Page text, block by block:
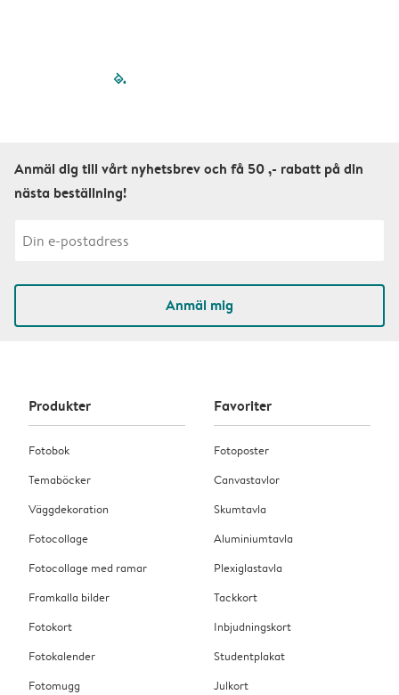
filled-pagination
Anmäl dig till vårt nyhetsbrev och få 50 ,- rabatt på din
nästa beställning!
Anmäl mig
Produkter
Fotobok
Temaböcker
Väggdekoration
Fotocollage
Fotocollage med ramar
Framkalla bilder
Fotokort
Fotokalender
Fotomugg
Favoriter
Fotoposter
Canvastavlor
Skumtavla
Aluminiumtavla
Plexiglastavla
Tackkort
Inbjudningskort
Studentplakat
Julkort